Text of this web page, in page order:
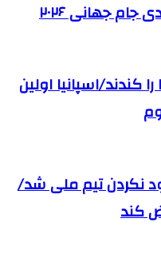
جام جهانی ۲۰۲۶
کندند/اسپانیا اولین
نکردن تیم ملی شد/
کند